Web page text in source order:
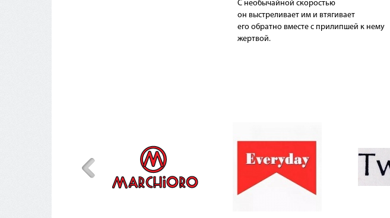
С необычайной скоростью
он выстреливает им и втягивает
его обратно вместе с прилипшей к нему
жертвой.